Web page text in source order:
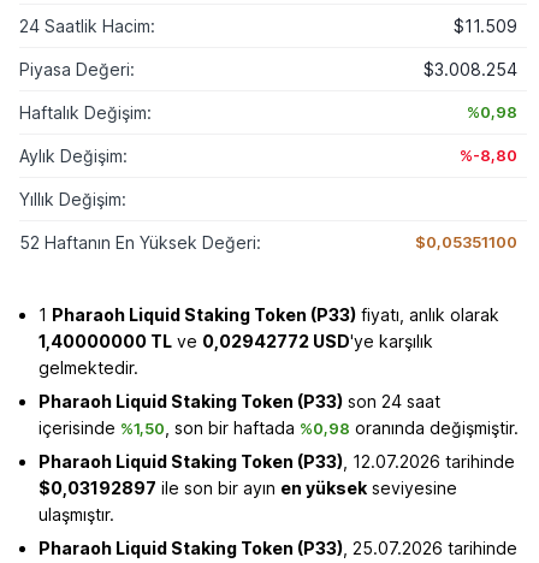
24 Saatlik Hacim: $11.509
Piyasa Değeri: $3.008.254
Haftalık Değişim: %0,98
Aylık Değişim: %-8,80
Yıllık Değişim:
52 Haftanın En Yüksek Değeri: $0,05351100
1 Pharaoh Liquid Staking Token (P33) fiyatı, anlık olarak
1,40000000 TL ve 0,02942772 USD'ye karşılık
gelmektedir.
Pharaoh Liquid Staking Token (P33) son 24 saat
içerisinde %1,50 , son bir haftada %0,98 oranında değişmiştir.
Pharaoh Liquid Staking Token (P33) , 12.07.2026 tarihinde
$0,03192897 ile son bir ayın en yüksek seviyesine
ulaşmıştır.
Pharaoh Liquid Staking Token (P33) , 25.07.2026 tarihinde